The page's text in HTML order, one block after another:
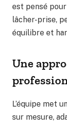
est pensé
lâcher-prise,
équilibre et
Une
L’équipe met
sur mesure,